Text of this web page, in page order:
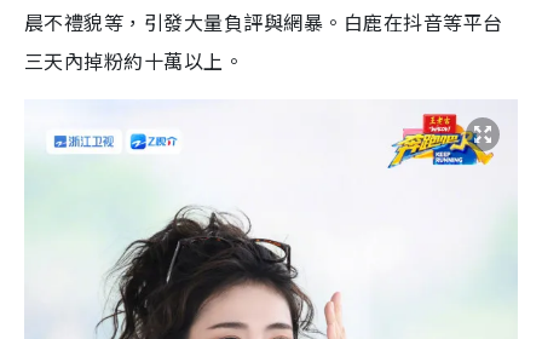
晨不禮貌等，引發大量負評與網暴。白鹿在抖音等平台
三天內掉粉約十萬以上。